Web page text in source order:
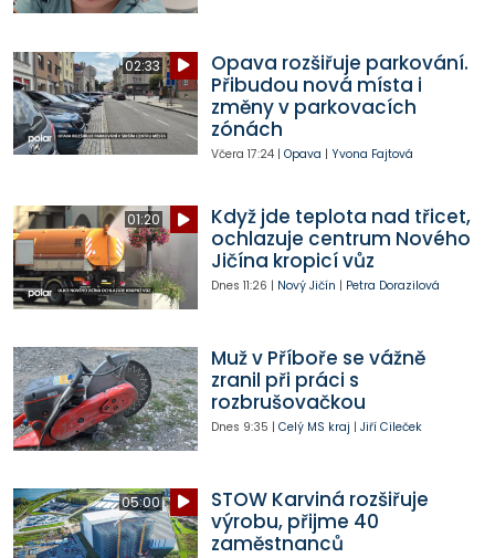
02:33
Opava rozšiřuje parkování.
Přibudou nová místa i
změny v parkovacích
zónách
Včera 17:24| Opava | Yvona Fajtová
01:20
Když jde teplota nad třicet,
ochlazuje centrum Nového
Jičína kropicí vůz
Dnes 11:26 | Nový Jičín | Petra Dorazilová
Muž v Příboře se vážně
zranil při práci s
rozbrušovačkou
Dnes 9:35 | Celý MS kraj | Jiří Cileček
05:00
STOW Karviná rozšiřuje
výrobu, přijme 40
zaměstnanců